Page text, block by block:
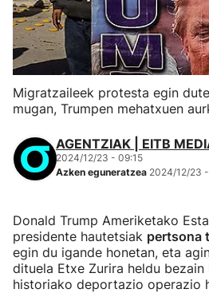
Migratzaileek protesta egin
mugan, Trumpen mehatxuen
AGENTZIAK | EITB
2024/12/23 - 09:15
Azken eguneratzea 2024/12/23
Donald Trump Ameriketako
presidente hautetsiak pertsona
egin du igande honetan, eta
dituela Etxe Zurira heldu bezain
historiako deportazio operazio